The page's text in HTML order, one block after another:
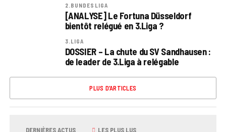
2.BUNDESLIGA
[ANALYSE] Le Fortuna Düsseldorf
bientôt relégué en 3.Liga ?
3.LIGA
DOSSIER – La chute du SV Sandhausen :
de leader de 3.Liga à relégable
PLUS D’ARTICLES
DERNIÈRES ACTUS LES PLUS LUS